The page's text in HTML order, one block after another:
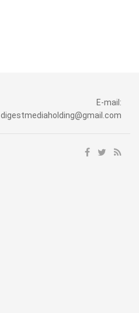
E-mail:
digestmediaholding@gmail.com